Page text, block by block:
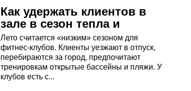
Как удержать клиентов в
зале в сезон тепла и
отпусков
Лето считается «низким» сезоном для
фитнес-клубов. Клиенты уезжают в отпуск,
перебираются за город, предпочитают
тренировкам открытые бассейны и пляжи. У
клубов есть с...